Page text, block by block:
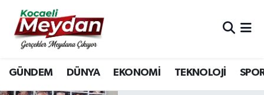
GÜNDEM DÜNYA EKONOMİ TEKNOLOJİ
Nöbetçi Eczaneler
Hava Durumu